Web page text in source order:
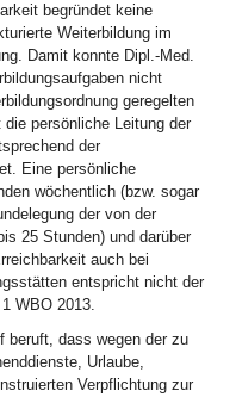
begründet keine
Weiterbildung im
Damit konnte Dipl.-Med.
nicht
geregelten
persönliche Leitung der
der
Eine persönliche
wöchentlich (bzw. sogar
der von der
25 Stunden) und darüber
auch bei
entspricht nicht der
WBO 2013.
beruft, dass wegen der zu
Urlaube,
Verpflichtung zur